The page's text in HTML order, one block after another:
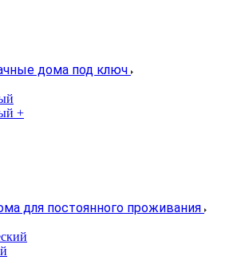
дома под ключ
+
для постоянного проживания